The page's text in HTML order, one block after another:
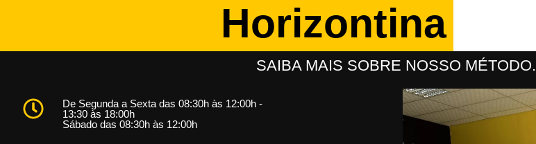
Horizontina
SAIBA MAIS SOBRE NOSSO MÉTODO.
De Segunda a Sexta das 08:30h às 12:00h -
13:30 às 18:00h
Sábado das 08:30h às 12:00h